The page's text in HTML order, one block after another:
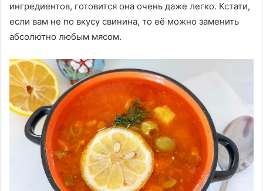
ингредиентов, готовится она очень даже легко. Кстати,
если вам не по вкусу свинина, то её можно заменить
абсолютно любым мясом.